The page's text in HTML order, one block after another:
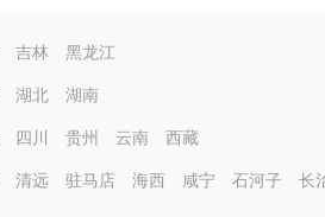
吉林 黑龙江
湖北 湖南
四川 贵州 云南 西藏
清远 驻马店 海西 咸宁 石河子 长